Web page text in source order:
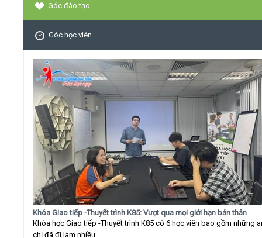
Góc đào tạo
Góc học viên
Khóa Giao tiếp -Thuyết trình K85: Vượt qua mọi giới hạn bản thân
Khóa học Giao tiếp -Thuyết trình K85 có 6 học viên bao gồm những
chị đã đi làm nhiều...